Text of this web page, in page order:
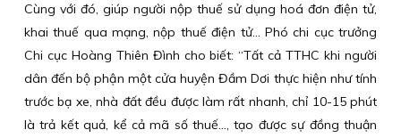
Cùng với đó, giúp người nộp thuế sử dụng hoá đơn điện tử,
khai thuế qua mạng, nộp thuế điện tử… Phó chi cục trưởng
Chi cục Hoàng Thiên Đình cho biết: “Tất cả TTHC khi người
dân đến bộ phận một cửa huyện Đầm Dơi thực hiện như tính
trước bạ xe, nhà đất đều được làm rất nhanh, chỉ 10-15 phút
là trả kết quả, kể cả mã số thuế…, tạo được sự đồng thuận